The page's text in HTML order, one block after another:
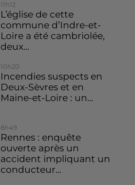
11h12
L’église de cette
commune d’Indre-et-
Loire a été cambriolée,
deux...
10h20
Incendies suspects en
Deux-Sèvres et en
Maine-et-Loire : un...
8h49
Rennes : enquête
ouverte après un
accident impliquant un
conducteur...